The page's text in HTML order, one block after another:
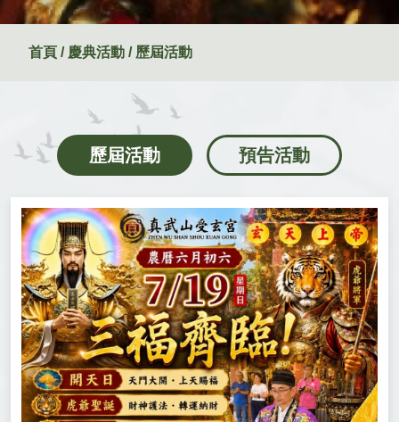
首頁 / 慶典活動 / 歷屆活動
歷屆活動 預告活動